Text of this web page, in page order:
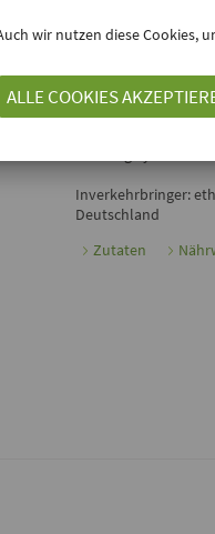
VEGANES
Dasvegane Dressing
Genusserlebnis.
Dressing mit
Inverkehrbringer:
Deutschland
Zutaten
wir nutzen diese Cookies,
ALLE COOKIES